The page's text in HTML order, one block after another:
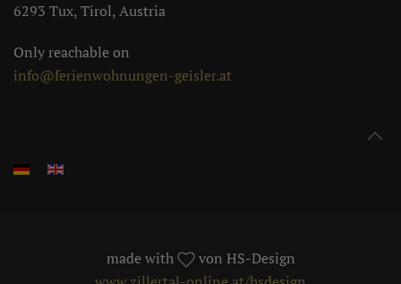
6293 Tux, Tirol, Austria
Only reachable on
info@ferienwohnungen-geisler.at
made with
von HS-Design